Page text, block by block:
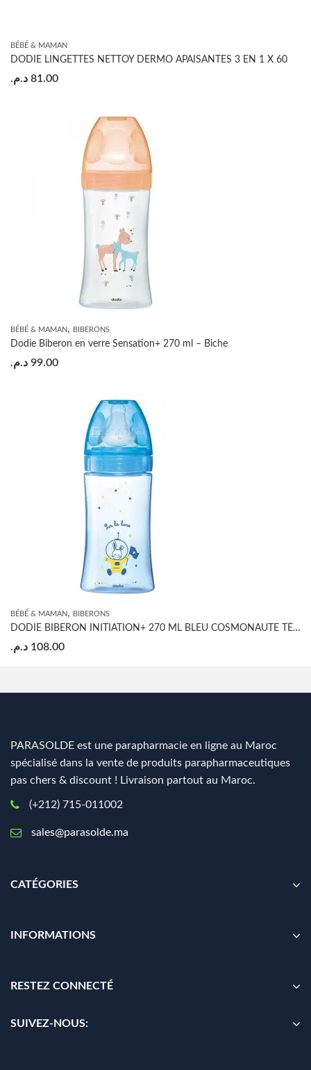
BÉBÉ & MAMAN
DODIE LINGETTES NETTOY DERMO APAISANTES 3 EN 1 X 60
81.00 د.م.
BÉBÉ & MAMAN, BIBERONS
Dodie Biberon en verre Sensation+ 270 ml – Biche
99.00 د.م.
BÉBÉ & MAMAN, BIBERONS
DODIE BIBERON INITIATION+ 270 ML BLEU COSMONAUTE TÉTINE DÉBIT 2
108.00 د.م.
PARASOLDE est une parapharmacie en ligne au Maroc
spécialisé dans la vente de produits parapharmaceutiques
pas chers & discount ! Livraison partout au Maroc.
(+212) 715-011002
sales@parasolde.ma
CATÉGORIES
INFORMATIONS
RESTEZ CONNECTÉ
SUIVEZ-NOUS: